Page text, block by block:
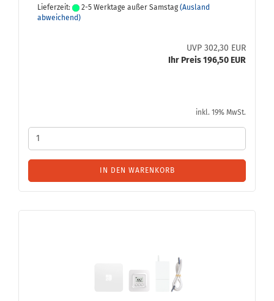
Lieferzeit: 2-5 Werktage außer Samstag (Ausland
abweichend)
UVP 302,30 EUR
Ihr Preis 196,50 EUR
inkl. 19% MwSt.
IN DEN WARENKORB